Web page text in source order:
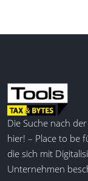
Die Suche nach
hier! – Place to be
die sich mit
Unternehmen